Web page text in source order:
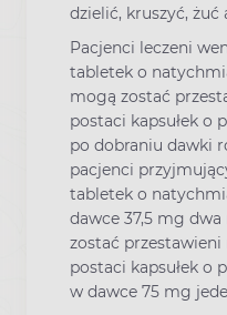
dzielić, kruszyć, żuć
Pacjenci leczeni
tabletek o
mogą zostać
postaci kapsułek o
po dobraniu dawki
pacjenci
tabletek o
dawce 37,5 mg
zostać przestawieni
postaci kapsułek o
w dawce 75 mg